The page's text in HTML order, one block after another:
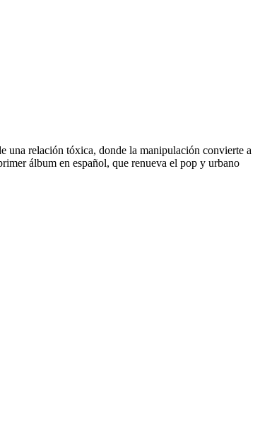
una relación tóxica, donde la manipulación convierte a
álbum en español, que renueva el pop y urbano